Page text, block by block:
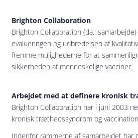
Brighton Collaboration
Brighton Collaboration (da.:
evalueringen og udbredelsen af
fremme mulighederne for at
sikkerheden af menneskelige vacciner.
Arbejdet med at definere kronisk
Brighton Collaboration har i juni 2003
kronisk træthedssyndrom og
Indenfor rammerne af samarbejdet har